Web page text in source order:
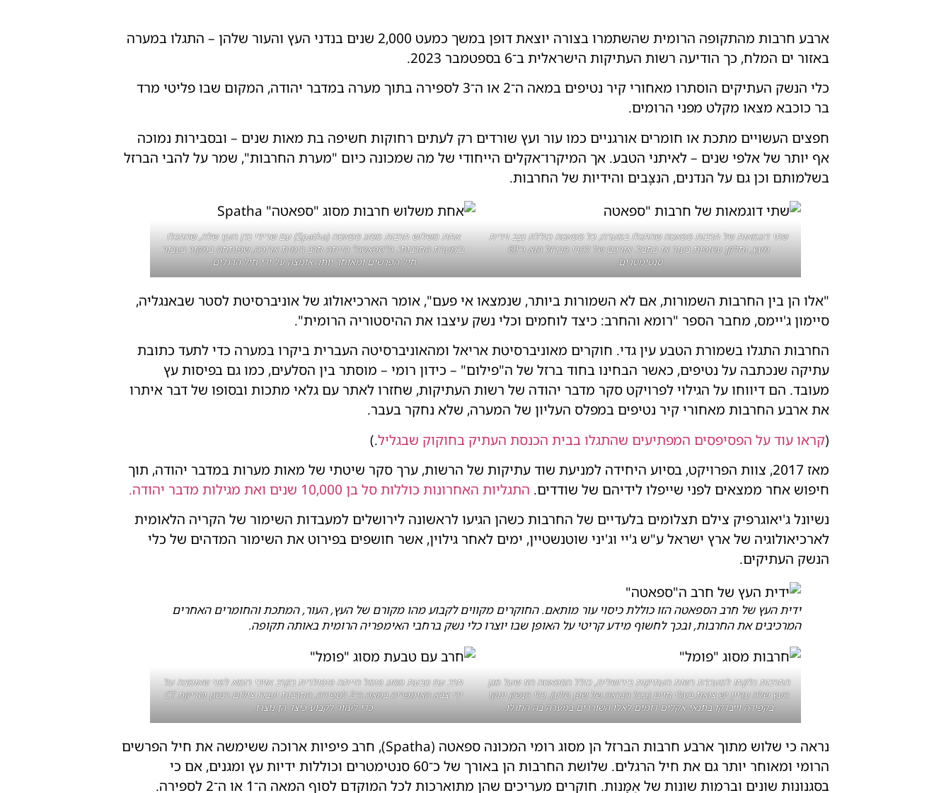
ארבע חרבות מהתקופה הרומית שהשתמרו בצורה יוצאת דופן במשך כמעט 2,000 שנים בנדני העץ והעור שלהן – התגלו במערה
באזור ים המלח, כך הודיעה רשות העתיקות הישראלית ב־6 בספטמבר 2023.
כלי הנשק העתיקים הוסתרו מאחורי קיר נטיפים במאה ה־2 או ה־3 לספירה בתוך מערה במדבר יהודה, המקום שבו פליטי מרד
בר כוכבא מצאו מקלט מפני הרומים.
חפצים העשויים מתכת או חומרים אורגניים כמו עור ועץ שורדים רק לעתים רחוקות חשיפה בת מאות שנים – ובסבירות נמוכה
אף יותר של אלפי שנים – לאיתני הטבע. אך המיקרו־אקלים הייחודי של מה שמכונה כיום "מערת החרבות", שמר על להבי הברזל
בשלמותם וכן גם על הנדנים, הנִצָּבים והידיות של החרבות.
שתי דוגמאות של חרבות ספאטה שהתגלו במערה; כל ספאטה כוללת נִצָּב וידית
מעץ, וחלקן עטופות בעור או בחבל. אורכם של להבי הברזל הוא כ־60
סנטימטרים.
אחת משלוש חרבות מסוג ספאטה (Spatha) עם שרידי נדן העץ שלה, שהתגלו
ב'מערת החרבות'. ה"ספאטה" הייתה חרב רומית ארוכה, שפותחה במקור בעבור
חיל הפרשים ומאוחר יותר אומצה על ידי חיל הרגלים.
"אלו הן בין החרבות השמורות, אם לא השמורות ביותר, שנמצאו אי פעם", אומר הארכיאולוג של אוניברסיטת לסטר שבאנגליה,
סיימון ג'יימס, מחבר הספר "רומא והחרב: כיצד לוחמים וכלי נשק עיצבו את ההיסטוריה הרומית".
החרבות התגלו בשמורת הטבע עין גדי. חוקרים מאוניברסיטת אריאל ומהאוניברסיטה העברית ביקרו במערה כדי לתעד כתובת
עתיקה שנכתבה על נטיפים, כאשר הבחינו בחוד ברזל של ה"פילום" – כידון רומי – מוסתר בין הסלעים, כמו גם בפיסות עץ
מעובד. הם דיווחו על הגילוי לפרויקט סקר מדבר יהודה של רשות העתיקות, שחזרו לאתר עם גלאי מתכות ובסופו של דבר איתרו
את ארבע החרבות מאחורי קיר נטיפים במפלס העליון של המערה, שלא נחקר בעבר.
(קראו עוד על הפסיפסים המפתיעים שהתגלו בבית הכנסת העתיק בחוקוק שבגליל.)
מאז 2017, צוות הפרויקט, בסיוע היחידה למניעת שוד עתיקות של הרשות, ערך סקר שיטתי של מאות מערות במדבר יהודה, תוך
חיפוש אחר ממצאים לפני שייפלו לידיהם של שודדים. התגליות האחרונות כוללות סל בן 10,000 שנים ואת מגילות מדבר יהודה.
נשיונל ג'יאוגרפיק צילם תצלומים בלעדיים של החרבות כשהן הגיעו לראשונה לירושלים למעבדות השימור של הקריה הלאומית
לארכיאולוגיה של ארץ ישראל ע"ש ג'יי וג'יני שוטנשטיין, ימים לאחר גילוין, אשר חושפים בפירוט את השימור המדהים של כלי
הנשק העתיקים.
ידית העץ של חרב הספאטה הזו כוללת כיסוי עור מותאם. החוקרים מקווים לקבוע מהו מקורם של העץ, העור, המתכת והחומרים האחרים
המרכיבים את החרבות, ובכך לחשוף מידע קריטי על האופן שבו יוצרו כלי נשק ברחבי האימפריה הרומית באותה תקופה.
החרבות נלקחו למעבדת רשות העתיקות בירושלים, כולל הספאטה הזו שעל מגן
העץ שלה עדיין יש צואת בעלי חיים (ככל הנראה של שפן סלע). כלי הנשק ינוקו
בקפידה וייבדקו בתנאי אקלים דומים לאלו השוררים במערה בה התגלו.
חרב עם טבעת מסוג פומל הייתה פופולרית בקרב אויבי רומא לפני שאומצה על
ידי צבא האימפריה במאה ה־2 לספירה. החרבות יעברו צילום רנטגן וסריקת CT
כדי לעזור לקבוע כיצד הן נוצרו.
נראה כי שלוש מתוך ארבע חרבות הברזל הן מסוג רומי המכונה ספאטה (Spatha), חרב פיפיות ארוכה ששימשה את חיל הפרשים
הרומי ומאוחר יותר גם את חיל הרגלים. שלושת החרבות הן באורך של כ־60 סנטימטרים וכוללות ידיות עץ ומגנים, אם כי
בסגנונות שונים וברמות שונות של אֻמָּנות. חוקרים מעריכים שהן מתוארכות לכל המוקדם לסוף המאה ה־1 או ה־2 לספירה.